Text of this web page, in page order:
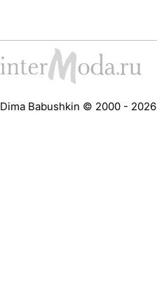
Dima Babushkin © 2000 - 2026